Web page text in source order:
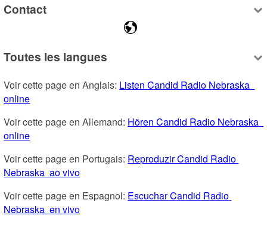
Contact
Toutes les langues
Voir cette page en Anglais: Listen Candid Radio Nebraska
online
Voir cette page en Allemand: Hören Candid Radio Nebraska
online
Voir cette page en Portugais: Reproduzir Candid Radio
Nebraska  ao vivo
Voir cette page en Espagnol: Escuchar Candid Radio
Nebraska  en vivo